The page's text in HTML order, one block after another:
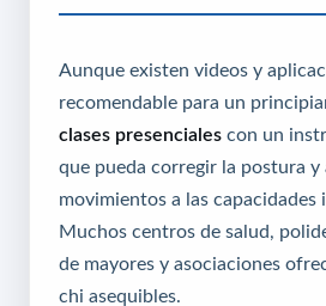
Aunque existen videos y
recomendable para un
clases presenciales con un
que pueda corregir la postura y
movimientos a las capacidades
Muchos centros de salud,
de mayores y asociaciones
chi asequibles.